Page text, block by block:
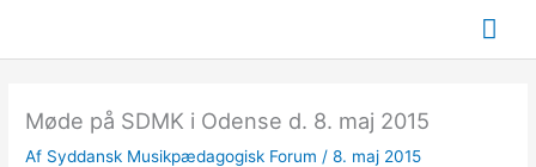
indholdet
Møde på SDMK i Odense d. 8. maj 2015
Af Syddansk Musikpædagogisk Forum /8. maj 2015